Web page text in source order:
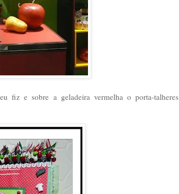
fiz e sobre a geladeira vermelha o porta-talheres